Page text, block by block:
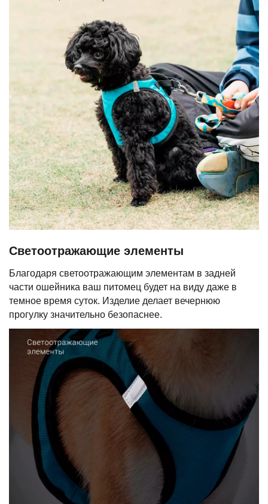
Светоотражающие элементы
Благодаря светоотражающим элементам в задней
части ошейника ваш питомец будет на виду даже в
темное время суток. Изделие делает вечернюю
прогулку значительно безопаснее.